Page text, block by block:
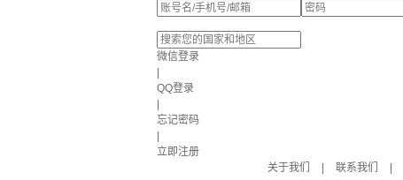
微信登录
QQ登录
忘记密码
立即注册
关于我们
联系我们